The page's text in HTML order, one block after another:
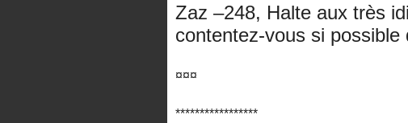
Zaz –248, Halte aux très
contentez-vous si possible
¤¤¤
*****************